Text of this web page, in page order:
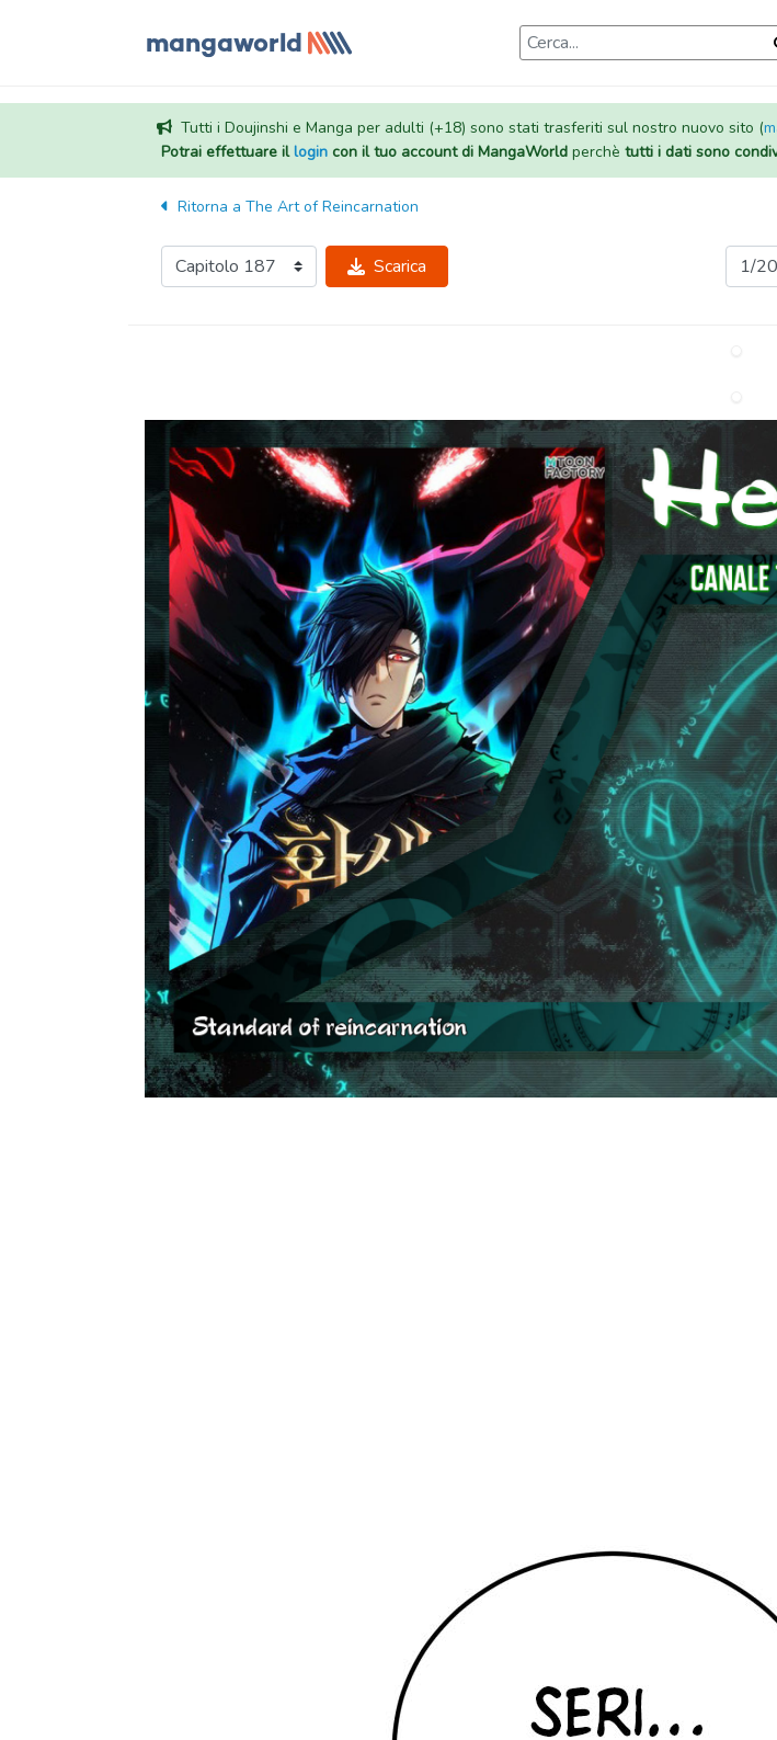
Tutti i Doujinshi e Manga per adulti (+18) sono stati trasferiti sul nostro nuovo sito (
Potrai effettuare illogincon il tuo account di MangaWorldperchè tutti i dati sono
Ritorna a The Art of Reincarnation
Scarica